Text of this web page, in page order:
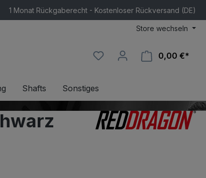
1 Monat Rückgaberecht - Kostenloser Rückversand (DE)
Store wechseln
0,00 €*
Shafts Sonstiges